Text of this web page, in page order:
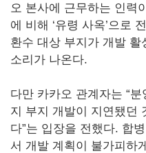
오 본사에 근무하는 인력
에 비해 ‘유령 사옥’으로
환수 대상 부지가 개발
소리가 나온다.
다만 카카오 관계자는 “
지 부지 개발이 지연됐던
다”는 입장을 전했다. 합
서 개발 계획이 불가피하